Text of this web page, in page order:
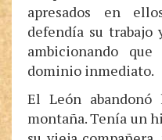
apresados en
defendía su trabajo
ambicionando
dominio inmediato.
El León
montaña. Tenía un